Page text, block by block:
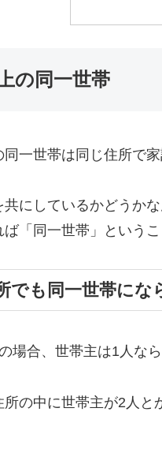
の同一世帯
一世帯は同じ住所で家
にしているかどうか
「同一世帯」というこ
でも同一世帯にな
場合、世帯主は1人な
の中に世帯主が2人と